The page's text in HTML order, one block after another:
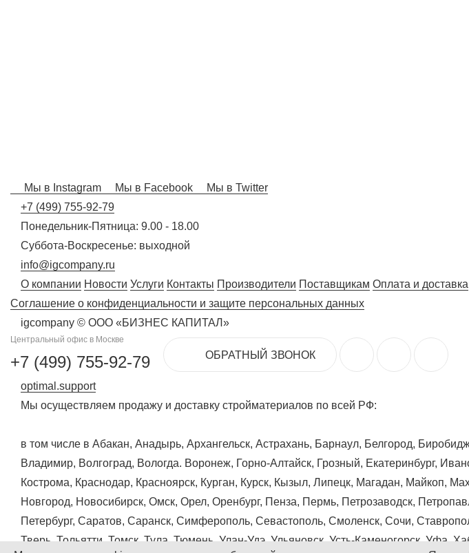
Мы в Instagram Мы в Facebook
Мы в Twitter
+7 (499) 755-92-79
Понедельник-Пятница: 9.00 - 18.00
Суббота-Воскресенье: выходной
info@igcompany.ru
О компании Новости Услуги Контакты Производители Поставщикам Оплата и доставка
Соглашение о конфиденциальности и защите персональных данных
igcompany © ООО «БИЗНЕС КАПИТАЛ»
Центральный офис в Москве
+7 (499) 755-92-79 ОБРАТНЫЙ ЗВОНОК
optimal.support
Мы осуществляем продажу и доставку стройматериалов по всей РФ:
в том числе в Абакан, Анадырь, Архангельск, Астрахань, Барнаул, Белгород,
Владимир, Волгоград, Вологда. Воронеж, Горно-Алтайск, Грозный, Екатеринбург,
Кострома, Краснодар, Красноярск, Курган, Курск, Кызыл, Липецк, Магадан, Майкоп,
Новгород, Новосибирск, Омск, Орел, Оренбург, Пенза, Пермь, Петрозаводск,
Петербург, Саратов, Саранск, Симферополь, Севастополь, Смоленск, Сочи,
Тверь, Тольятти, Томск, Тула, Тюмень, Улан-Удэ, Ульяновск, Усть-Каменогорск, Уфа,